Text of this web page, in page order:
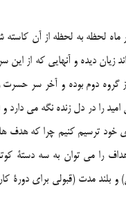
لحظه به لحظه از آن
ديده و آنهايي كه از اين
دوم بوده و آخر سر حسرت
را در دل زنده نگه مي دارد و
ترسيم كنيم چرا كه هدف
را مي توان به سه دستة
بلند مدت (قبولي براي دورة‌